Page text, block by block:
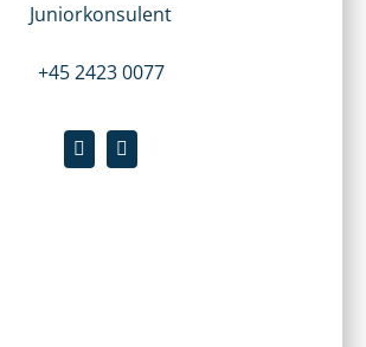
Juniorkonsulent
+45 2423 0077